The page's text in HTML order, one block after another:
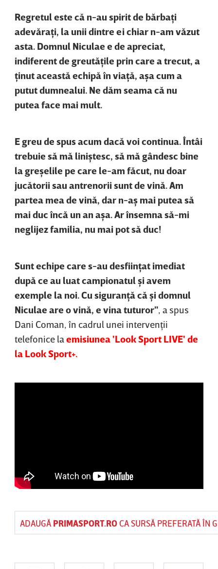
Regretul este că n-au spirit de bărbaţi
adevăraţi, la unii dintre ei chiar n-am văzut
asta. Domnul Niculae e de apreciat,
indiferent de greutăţile prin care a trecut, a
ţinut această echipă în viaţă, aşa cum a
putut dumnealui. Ne dăm seama că nu
putea face mai mult.
E greu de spus acum dacă voi continua. Întâi
trebuie să mă liniştesc, să mă gândesc bine
la greşelile pe care le-am făcut, nu doar
jucătorii sau antrenorii sunt de vină. Am
partea mea de vină, dar n-aş mai putea să
mai duc încă un an aşa. Ar însemna să-mi
neglijez familia, nu mai pot să duc!
Sunt echipe care s-au desfiinţat imediat
după ce au luat campionatul şi avem
exemple la noi. Cu siguranţă că şi domnul
Niculae are o vină, e vina tuturor" , a spus
Dani Coman, în cadrul unei intervenţii
telefonice la emisiunea 'Look Sport LIVE' de
la Look Sport+.
ADAUGĂ PRIMASPORT.ROCA SURSĂ PREFERATĂ ÎN